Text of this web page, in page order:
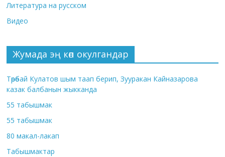
Литература на русском
Видео
Жумада эң көп окулгандар
Төрөбай Кулатов шым таап берип, Зууракан Кайназарова
казак балбанын жыкканда
55 табышмак
55 табышмак
80 макал-лакап
Табышмактар